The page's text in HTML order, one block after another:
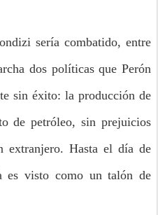
sería combatido, entre
dos políticas que Perón
sin éxito: la producción de
de petróleo, sin prejuicios
extranjero. Hasta el día de
es visto como un talón de